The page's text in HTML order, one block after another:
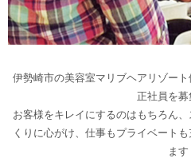
伊勢崎市の美容室マリブヘアリゾー
正社員を募
お客様をキレイにするのはもちろん
くりに心がけ、仕事もプライベート
ます